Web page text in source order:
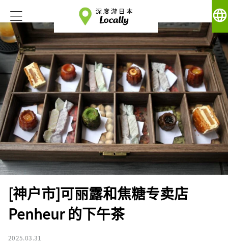
language
[神户市]可丽露和焦糖专卖店
Penheur 的下午茶
2025.03.31